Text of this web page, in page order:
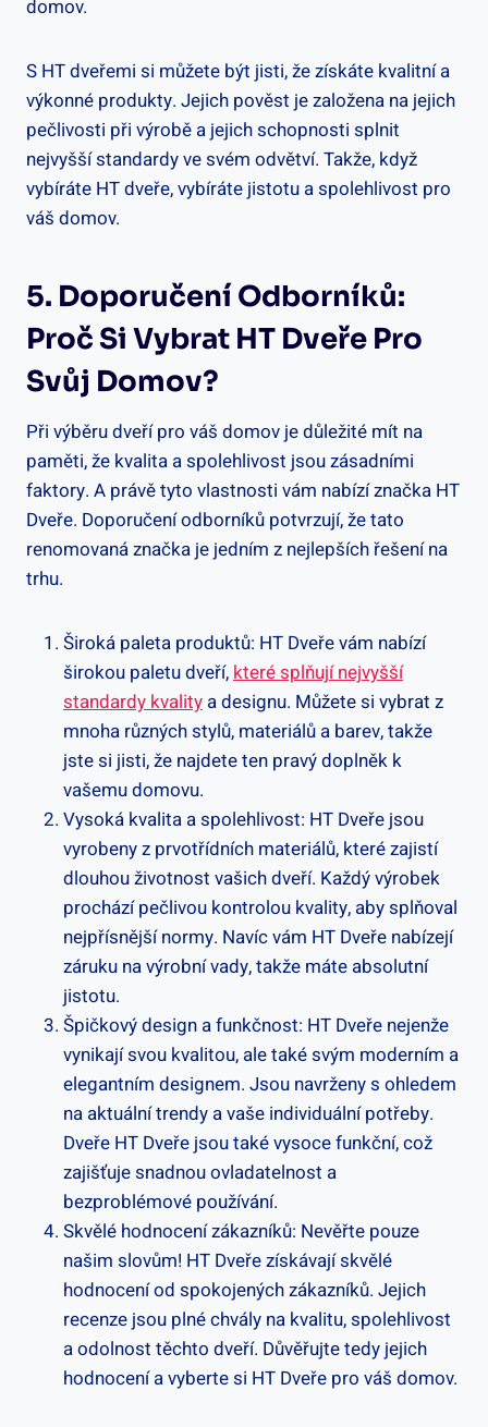
domov.
S HT dveřemi si můžete být jisti, že získáte kvalitní a
výkonné produkty. Jejich pověst je založena na jejich
pečlivosti při výrobě a jejich schopnosti splnit
nejvyšší standardy ve svém odvětví. Takže, když
vybíráte HT dveře, vybíráte jistotu a spolehlivost pro
váš domov.
5. Doporučení Odborníků:
Proč Si Vybrat HT Dveře Pro
Svůj Domov?
Při výběru dveří pro váš domov je důležité mít na
paměti, že kvalita a spolehlivost jsou zásadními
faktory. A právě tyto vlastnosti vám nabízí značka HT
Dveře. Doporučení odborníků potvrzují, že tato
renomovaná značka je jedním z nejlepších řešení na
trhu.
Široká paleta produktů: HT Dveře vám nabízí
širokou paletu dveří, které splňují nejvyšší
standardy kvality a designu. Můžete si vybrat z
mnoha různých stylů, materiálů a barev, takže
jste si jisti, že najdete ten pravý doplněk k
vašemu domovu.
Vysoká kvalita a spolehlivost: HT Dveře jsou
vyrobeny z prvotřídních materiálů, které zajistí
dlouhou životnost vašich dveří. Každý výrobek
prochází pečlivou kontrolou kvality, aby splňoval
nejpřísnější normy. Navíc vám HT Dveře nabízejí
záruku na výrobní vady, takže máte absolutní
jistotu.
Špičkový design a funkčnost: HT Dveře nejenže
vynikají svou kvalitou, ale také svým moderním a
elegantním designem. Jsou navrženy s ohledem
na aktuální trendy a vaše individuální potřeby.
Dveře HT Dveře jsou také vysoce funkční, což
zajišťuje snadnou ovladatelnost a
bezproblémové používání.
Skvělé hodnocení zákazníků: Nevěřte pouze
našim slovům! HT Dveře získávají skvělé
hodnocení od spokojených zákazníků. Jejich
recenze jsou plné chvály na kvalitu, spolehlivost
a odolnost těchto dveří. Důvěřujte tedy jejich
hodnocení a vyberte si HT Dveře pro váš domov.